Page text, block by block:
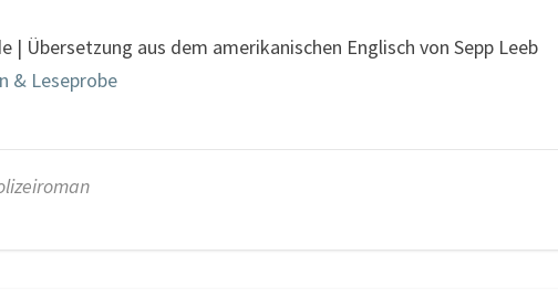
| Übersetzung aus dem amerikanischen Englisch von Sepp Leeb
& Leseprobe